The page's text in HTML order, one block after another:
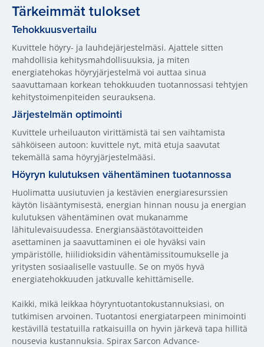
Tärkeimmät tulokset
Tehokkuusvertailu
Kuvittele höyry- ja lauhdejärjestelmäsi. Ajattele sitten
mahdollisia kehitysmahdollisuuksia, ja miten
energiatehokas höyryjärjestelmä voi auttaa sinua
saavuttamaan korkean tehokkuuden tuotannossasi tehtyjen
kehitystoimenpiteiden seurauksena.
Järjestelmän optimointi
Kuvittele urheiluauton virittämistä tai sen vaihtamista
sähköiseen autoon: kuvittele nyt, mitä etuja saavutat
tekemällä sama höyryjärjestelmääsi.
Höyryn kulutuksen vähentäminen tuotannossa
Huolimatta uusiutuvien ja kestävien energiaresurssien
käytön lisääntymisestä, energian hinnan nousu ja energian
kulutuksen vähentäminen ovat mukanamme
lähitulevaisuudessa. Energiansäästötavoitteiden
asettaminen ja saavuttaminen ei ole hyväksi vain
ympäristölle, hiilidioksidin vähentämissitoumukselle ja
yritysten sosiaaliselle vastuulle. Se on myös hyvä
energiatehokkuuden jatkuvalle kehittämiselle.
Kaikki, mikä leikkaa höyryntuotantokustannuksiasi, on
tutkimisen arvoinen. Tuotantosi energiatarpeen minimointi
kestävillä testatuilla ratkaisuilla on hyvin järkevä tapa hillitä
nousevia kustannuksia. Spirax Sarcon Advance-